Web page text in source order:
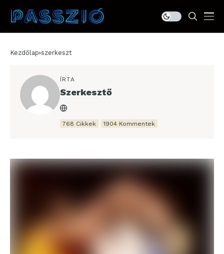
Kezdőlap szerkeszt
ÍRTA
Szerkesztő
768 Cikkek 1904 Kommentek